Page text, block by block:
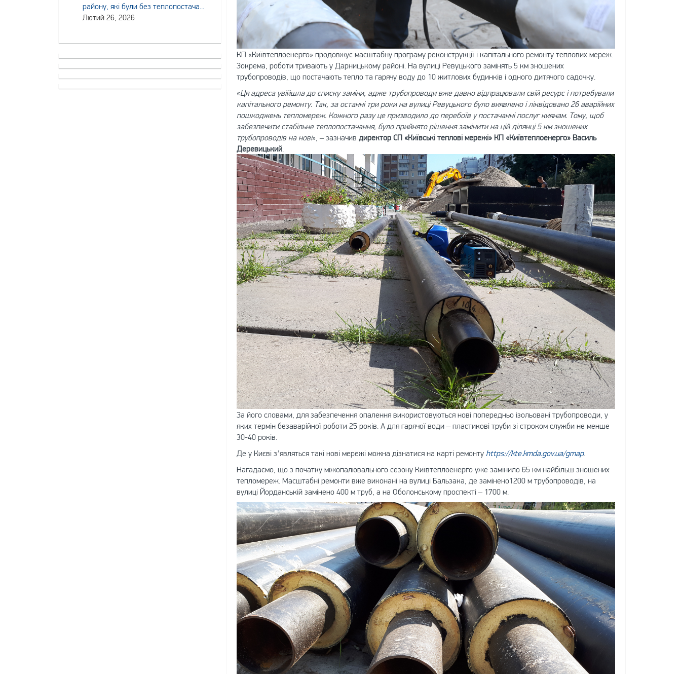
КП «Київтеплоенерго» продовжує масштабну програму реконструкції і капітального ремонту теплових мереж.
Зокрема, роботи тривають у Дарницькому районі. На вулиці Ревуцького замінять 5 км зношених
трубопроводів, що постачають тепло та гарячу воду до 10 житлових будинків і одного дитячого садочку.
«Ця адреса увійшла до списку заміни, адже трубопроводи вже давно відпрацювали свій ресурс і потребували
капітального ремонту. Так, за останні три роки на вулиці Ревуцького було виявлено і ліквідовано 26 аварійних
пошкоджень тепломереж. Кожного разу це призводило до перебоїв у постачанні послуг киянам. Тому, щоб
забезпечити стабільне теплопостачання, було прийнято рішення замінити на цій ділянці 5 км зношених
трубопроводів на нові», – зазначивдиректор СП «Київські теплові мережі» КП «Київтеплоенерго» Василь
Деревицький
За його словами, для забезпечення опалення використовуються нові попередньо ізольовані трубопроводи, у
яких термін безаварійної роботи 25 років. А для гарячої води – пластикові труби зі строком служби не менше
30-40 років.
Де у Києві з’являться такі нові мережі можна дізнатися на карті ремонту https://kte.kmda.gov.ua/gmap.
Нагадаємо, що з початку міжопалювального сезону Київтеплоенерго уже замінило 65 км найбільш зношених
тепломереж. Масштабні ремонти вже виконані на вулиці Бальзака, де замінено1200 м трубопроводів, на
вулиці Йорданській замінено 400 м труб, а на Оболонському проспекті – 1700 м.
району, які були без теплопостача...
Лютий 26, 2026